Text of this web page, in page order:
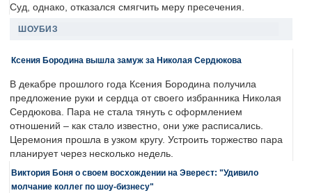
Суд, однако, отказался смягчить меру пресечения.
ШОУБИЗ
Ксения Бородина вышла замуж за Николая Сердюкова
В декабре прошлого года Ксения Бородина получила
предложение руки и сердца от своего избранника Николая
Сердюкова. Пара не стала тянуть с оформлением
отношений – как стало известно, они уже расписались.
Церемония прошла в узком кругу. Устроить торжество пара
планирует через несколько недель.
Виктория Боня о своем восхождении на Эверест: "Удивило
молчание коллег по шоу-бизнесу"